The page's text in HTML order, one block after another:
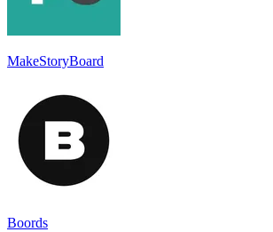
MakeStoryBoard
Boords